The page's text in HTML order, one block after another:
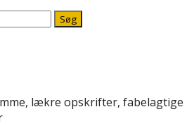
lækre opskrifter, fabelagtige